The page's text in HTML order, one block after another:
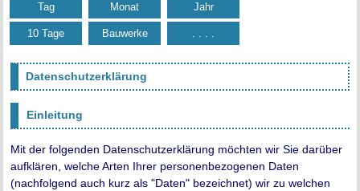
Tag Monat Jahr
10 Tage Bauwerke . . . .
Datenschutzerklärung
Einleitung
Mit der folgenden Datenschutzerklärung möchten wir Sie darüber
aufklären, welche Arten Ihrer personenbezogenen Daten
(nachfolgend auch kurz als "Daten" bezeichnet) wir zu welchen